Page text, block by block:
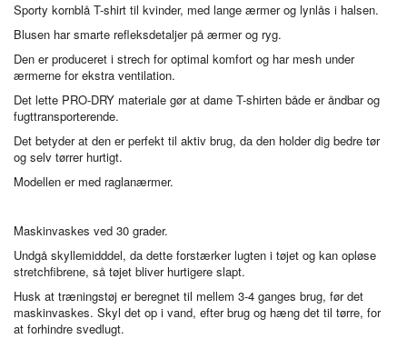
Sporty kornblå T-shirt til kvinder, med lange ærmer og lynlås i halsen.
Blusen har smarte refleksdetaljer på ærmer og ryg.
Den er produceret i strech for optimal komfort og har mesh under
ærmerne for ekstra ventilation.
Det lette PRO-DRY materiale gør at dame T-shirten både er åndbar og
fugttransporterende.
Det betyder at den er perfekt til aktiv brug, da den holder dig bedre tør
og selv tørrer hurtigt.
Modellen er med raglanærmer.
Maskinvaskes ved 30 grader.
Undgå skyllemidddel, da dette forstærker lugten i tøjet og kan opløse
stretchfibrene, så tøjet bliver hurtigere slapt.
Husk at træningstøj er beregnet til mellem 3-4 ganges brug, før det
maskinvaskes. Skyl det op i vand, efter brug og hæng det til tørre, for
at forhindre svedlugt.